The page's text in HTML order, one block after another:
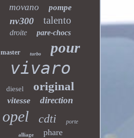
movano pompe
nv300 talento
droite pare-chocs
master turbo pour
vivaro
diesel original
vitesse direction
opel cdti porte
alliage phare